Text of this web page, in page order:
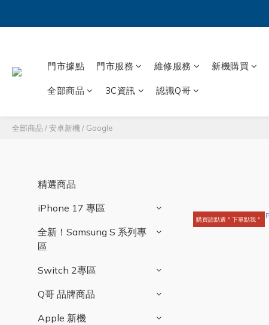
門市據點 門市服務 維修服務 新機購買
全部商品 3C資訊 認識Q哥
全部商品 /安卓新機 / Google
精選商品
iPhone 17 專區
全新！Samsung S 系列專
區
Switch 2專區
Q哥 品牌商品
Apple 新機
購買請點選＂下單點我＂